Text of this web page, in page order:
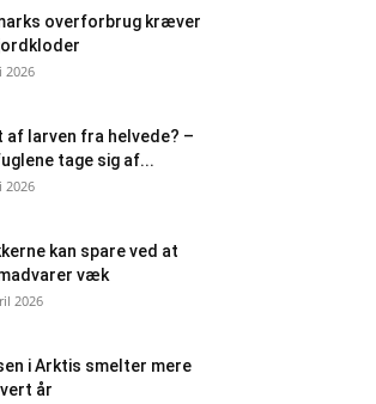
overforbrug kræver
2026
larven fra helvede? –
tage sig af...
2026
kan spare ved at
væk
2026
i Arktis smelter mere
år